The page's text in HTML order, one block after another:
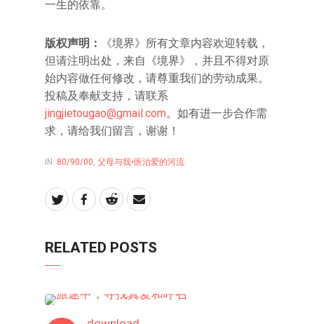
一生的依靠。
版权声明：
《境界》所有文章内容欢迎转载，
但请注明出处，来自《境界》，并且不得对原
始内容做任何修改，请尊重我们的劳动成果。
投稿及奉献支持，请联系
jingjietougao@gmail.com。如有进一步合作需
求，请给我们留言，谢谢！
IN: 80/90/00, 父母与我•医治爱的河流
RELATED POSTS